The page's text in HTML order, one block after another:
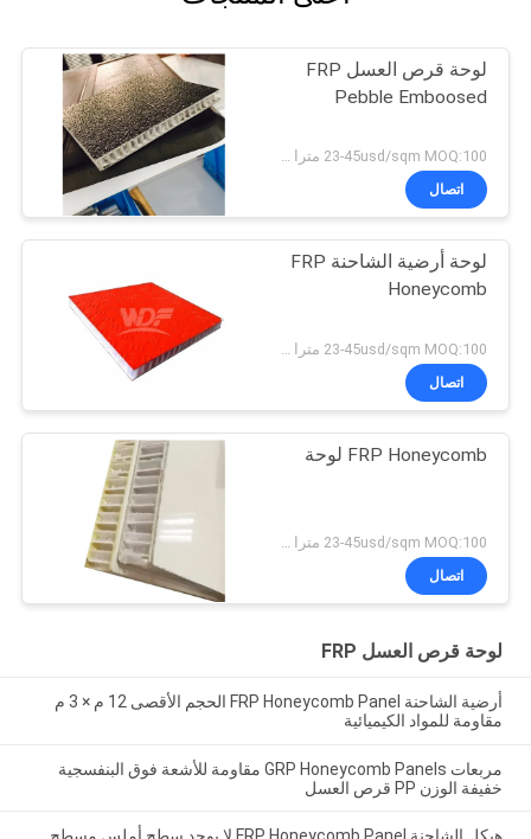
لوحة قرص العسل FRP
Pebble Emboosed
23-45usd/sqm MOQ:100 مترا مربعا
اتصال
لوحة أرضية الشاحنة FRP
Honeycomb
23-45usd/sqm MOQ:100 مترا مربعا
اتصال
FRP Honeycomb لوحة
اتصال
لوحة قرص العسل FRP
أرضية الشاحنة FRP Honeycomb Panel الحجم الأقصى 12 م × 3 م
مقاومة للمواد الكيميائية
مربعات GRP Honeycomb Panels مقاومة للأشعة فوق البنفسجية
خفيفة الوزن PP قرص العسل